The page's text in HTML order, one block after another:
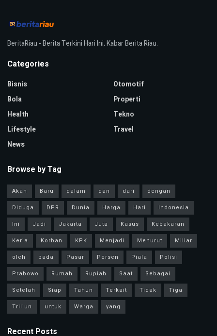
BeritaRiau - Berita Terkini Hari Ini, Kabar Berita Riau.
Categories
Bisnis
Bola
Health
Lifestyle
News
Otomotif
Properti
Tekno
Travel
Browse by Tag
Akan Baru dalam dan dari
dengan
Diduga
DPR Dunia Harga Hari
Indonesia
Ini
Jadi Jakarta Juta Kasus
Kebakaran
Kerja
Korban KPK Menjadi Menurut
Miliar
oleh
pada Pasar Persen Piala
Polisi
Prabowo
Rumah Rupiah Saat
Sebagai
Setelah
Siap Tahun Terkait Tidak
Tiga
Triliun
untuk Warga yang
Recent Posts